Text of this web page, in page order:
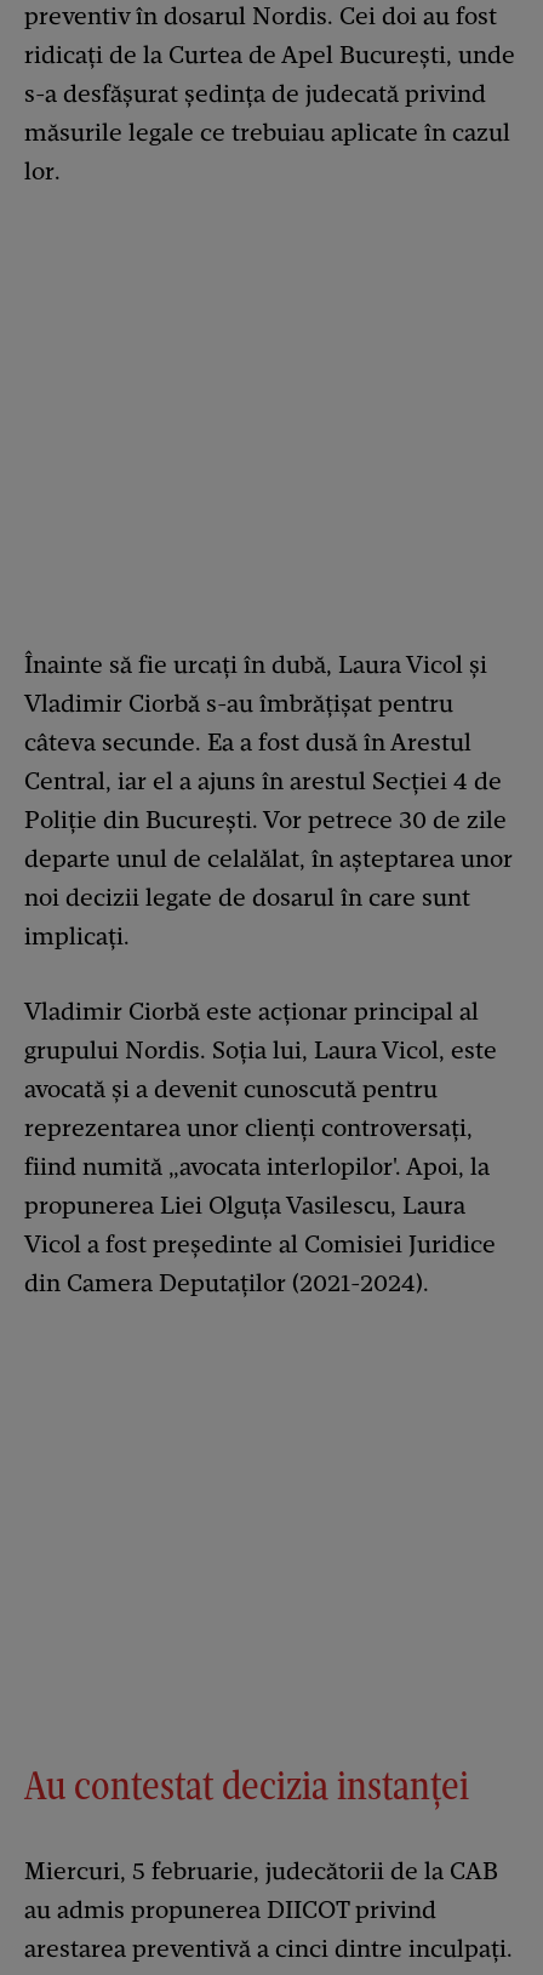
preventiv în dosarul Nordis. Cei doi au fost
ridicați de la Curtea de Apel București, unde
s-a desfășurat ședința de judecată privind
măsurile legale ce trebuiau aplicate în cazul
lor.
Înainte să fie urcați în dubă, Laura Vicol și
Vladimir Ciorbă s-au îmbrățișat pentru
câteva secunde. Ea a fost dusă în Arestul
Central, iar el a ajuns în arestul Secției 4 de
Poliție din București. Vor petrece 30 de zile
departe unul de celalălat, în așteptarea unor
noi decizii legate de dosarul în care sunt
implicați.
Vladimir Ciorbă este acționar principal al
grupului Nordis. Soția lui, Laura Vicol, este
avocată și a devenit cunoscută pentru
reprezentarea unor clienți controversați,
fiind numită „avocata interlopilor'. Apoi, la
propunerea Liei Olguța Vasilescu, Laura
Vicol a fost președinte al Comisiei Juridice
din Camera Deputaților (2021-2024).
Au contestat decizia instanței
Miercuri, 5 februarie, judecătorii de la CAB
au admis propunerea DIICOT privind
arestarea preventivă a cinci dintre inculpaţi.